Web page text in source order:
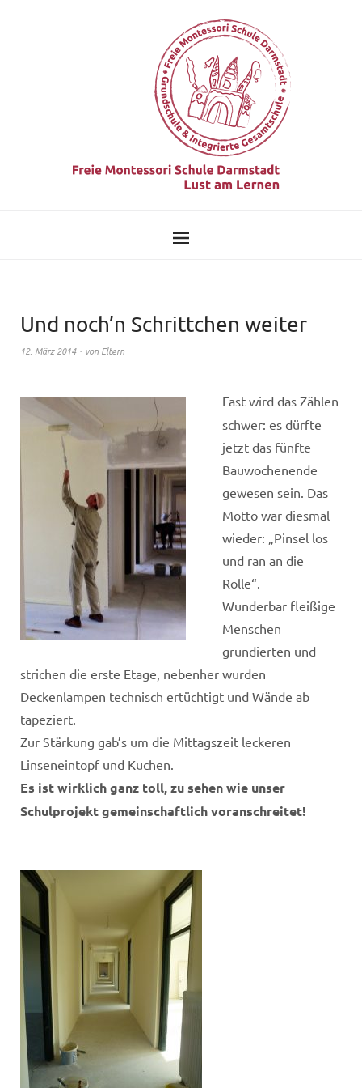
Und noch’n Schrittchen weiter
12. März 2014 von Eltern
Fast wird das Zählen
schwer: es dürfte
jetzt das fünfte
Bauwochenende
gewesen sein. Das
Motto war diesmal
wieder: „Pinsel los
und ran an die
Rolle“.
Wunderbar fleißige
Menschen
grundierten und
strichen die erste Etage, nebenher wurden
Deckenlampen technisch ertüchtigt und Wände ab
tapeziert.
Zur Stärkung gab’s um die Mittagszeit leckeren
Linseneintopf und Kuchen.
Es ist wirklich ganz toll, zu sehen wie unser
Schulprojekt gemeinschaftlich voranschreitet!